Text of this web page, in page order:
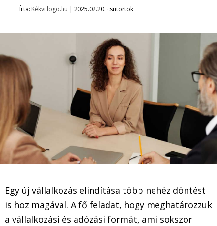
Írta: Kékvillogo.hu | 2025.02.20. csütörtök
Egy új vállalkozás elindítása több nehéz döntést
is hoz magával. A fő feladat, hogy meghatározzuk
a vállalkozási és adózási formát, ami sokszor